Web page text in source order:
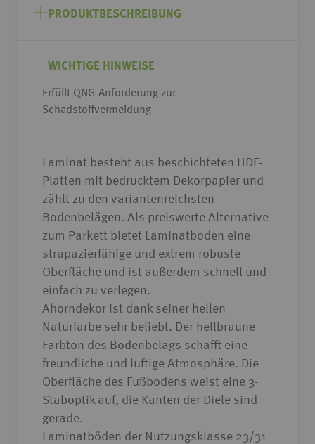
Anfang
springen
PRODUKTBESCHREIBUNG
WICHTIGE HINWEISE
Erfüllt QNG-Anforderung zur
Schadstoffvermeidung
Laminat besteht aus beschichteten HDF-
Platten mit bedrucktem Dekorpapier und
zählt zu den variantenreichsten
Bodenbelägen. Als preiswerte Alternative
zum Parkett bietet Laminatboden eine
strapazierfähige und extrem robuste
Oberfläche und ist außerdem schnell und
einfach zu verlegen.
Ahorndekor ist dank seiner hellen
Naturfarbe sehr beliebt. Der hellbraune
Farbton des Bodenbelags schafft eine
freundliche und luftige Atmosphäre. Die
Oberfläche des Fußbodens weist eine 3-
Staboptik auf, die Kanten der Diele sind
gerade.
Laminatböden der Nutzungsklasse 23/31